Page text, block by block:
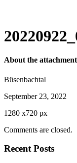
About the attachment
Büsenbachtal
September 23, 2022
1280 x720 px
Comments are closed.
Recent Posts